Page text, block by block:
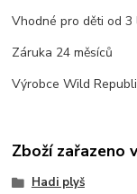
Vhodné pro děti od 3
Záruka 24 měsíců
Výrobce Wild
Zboží zařazeno
Hadi plyš